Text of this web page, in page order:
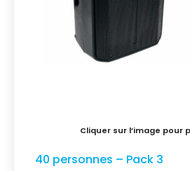
40 personnes – Pack 3